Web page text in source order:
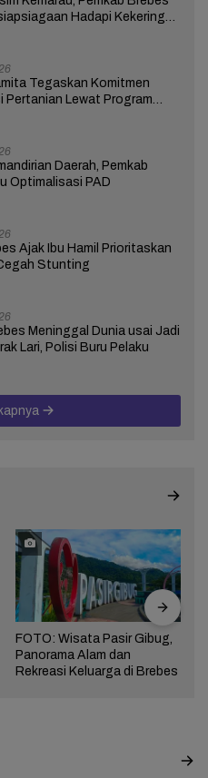
Hadapi Kekeringan
Tegaskan Komitmen
Pertanian Lewat Program
Daerah, Pemkab
Optimalisasi PAD
Ajak Ibu Hamil Prioritaskan
Stunting
Meninggal Dunia usai Jadi
Lari, Polisi Buru Pelaku
FOTO: Wisata Pasir Gibug,
Panorama Alam dan
Rekreasi Keluarga di Brebes